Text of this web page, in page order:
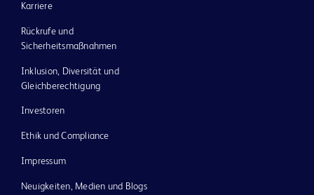
Karriere
Rückrufe und
Sicherheitsmaßnahmen
Inklusion, Diversität und
Gleichberechtigung
Investoren
Ethik und Compliance
Impressum
Neuigkeiten, Medien und Blogs